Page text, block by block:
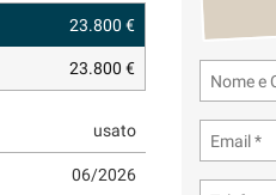
23.800 €
23.800 €
usato
06/2026